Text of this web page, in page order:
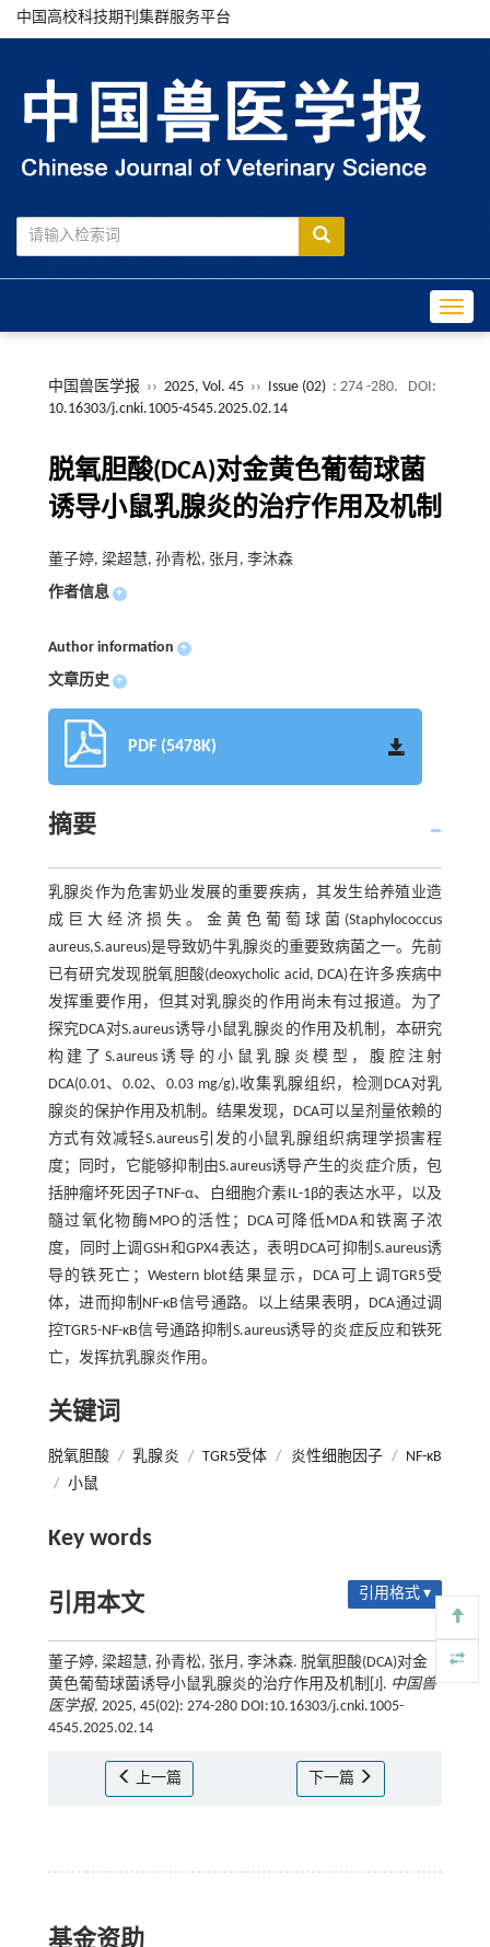
中国高校科技期刊集群服务平台
中国兽医学报 ›› 2025, Vol. 45 ›› Issue (02) : 274 -280.
DOI:
10.16303/j.cnki.1005-4545.2025.02.14
脱氧胆酸(DCA)对金黄色葡萄球菌
诱导小鼠乳腺炎的治疗作用及机制
董子婷, 梁超慧, 孙青松, 张月, 李沐森
作者信息 +
Author information +
文章历史 +
PDF (5478K)
摘要
乳腺炎作为危害奶业发展的重要疾病，其发生给养殖业造
成巨大经济损失。金黄色葡萄球菌(Staphylococcus
aureus,S.aureus)是导致奶牛乳腺炎的重要致病菌之一。先前
已有研究发现脱氧胆酸(deoxycholic acid, DCA)在许多疾病中
发挥重要作用，但其对乳腺炎的作用尚未有过报道。为了
探究DCA对S.aureus诱导小鼠乳腺炎的作用及机制，本研究
构建了S.aureus诱导的小鼠乳腺炎模型，腹腔注射
DCA(0.01、0.02、0.03 mg/g),收集乳腺组织，检测DCA对乳
腺炎的保护作用及机制。结果发现，DCA可以呈剂量依赖的
方式有效减轻S.aureus引发的小鼠乳腺组织病理学损害程
度；同时，它能够抑制由S.aureus诱导产生的炎症介质，包
括肿瘤坏死因子TNF-α、白细胞介素IL-1β的表达水平，以及
髓过氧化物酶MPO的活性；DCA可降低MDA和铁离子浓
度，同时上调GSH和GPX4表达，表明DCA可抑制S.aureus诱
导的铁死亡；Western blot结果显示，DCA可上调TGR5受
体，进而抑制NF-κB信号通路。以上结果表明，DCA通过调
控TGR5-NF-κB信号通路抑制S.aureus诱导的炎症反应和铁死
亡，发挥抗乳腺炎作用。
关键词
脱氧胆酸 / 乳腺炎 / TGR5受体 / 炎性细胞因子 / NF-κB
/ 小鼠
Key words
引用本文 引用格式 ▾
董子婷, 梁超慧, 孙青松, 张月, 李沐森. 脱氧胆酸(DCA)对金
黄色葡萄球菌诱导小鼠乳腺炎的治疗作用及机制[J]. 中国兽
医学报, 2025, 45(02): 274-280 DOI:10.16303/j.cnki.1005-
4545.2025.02.14
上一篇 下一篇
基金资助